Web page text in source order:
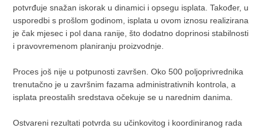
potvrđuje snažan iskorak u dinamici i opsegu isplata. Također, u
usporedbi s prošlom godinom, isplata u ovom iznosu realizirana
je čak mjesec i pol dana ranije, što dodatno doprinosi stabilnosti
i pravovremenom planiranju proizvodnje.
Proces još nije u potpunosti završen. Oko 500 poljoprivrednika
trenutačno je u završnim fazama administrativnih kontrola, a
isplata preostalih sredstava očekuje se u narednim danima.
Ostvareni rezultati potvrda su učinkovitog i koordiniranog rada